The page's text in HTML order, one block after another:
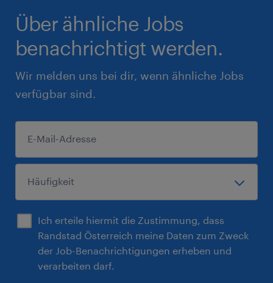
Über ähnliche Jobs
benachrichtigt werden.
Wir melden uns bei dir, wenn ähnliche Jobs
verfügbar sind.
Ich erteile hiermit die Zustimmung, dass
Randstad Österreich meine Daten zum Zweck
der Job-Benachrichtigungen erheben und
verarbeiten darf.